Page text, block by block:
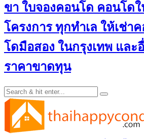
ขา ใบจองคอนโด คอนโด
โครงการ ทุกทำเล ให้เช่า
โดมือสอง ในกรุงเทพ และ
ราคาขาดทุน